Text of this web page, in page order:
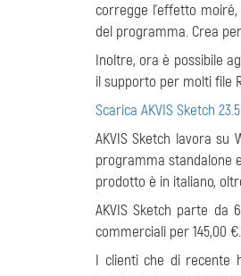
corregge l'effetto
del programma. Crea
Inoltre, ora è possibile
il supporto per molti file
Scarica AKVIS Sketch
AKVIS Sketch lavora su
programma standalone
prodotto è in italiano,
AKVIS Sketch parte da
commerciali per 145,00 €.
I clienti che di recente